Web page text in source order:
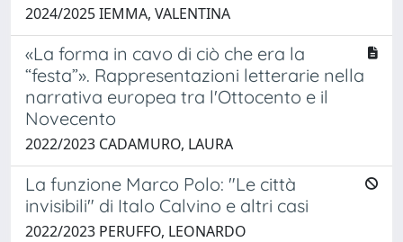
2024/2025 IEMMA, VALENTINA
«La forma in cavo di ciò che era la
“festa”». Rappresentazioni letterarie nella
narrativa europea tra l'Ottocento e il
Novecento
2022/2023 CADAMURO, LAURA
La funzione Marco Polo: "Le città
invisibili" di Italo Calvino e altri casi
2022/2023 PERUFFO, LEONARDO